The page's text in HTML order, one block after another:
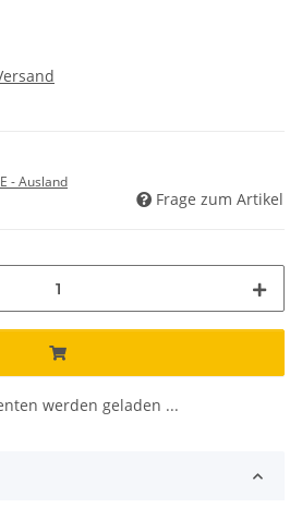
- Ausland
Frage zum Artikel
werden geladen ...